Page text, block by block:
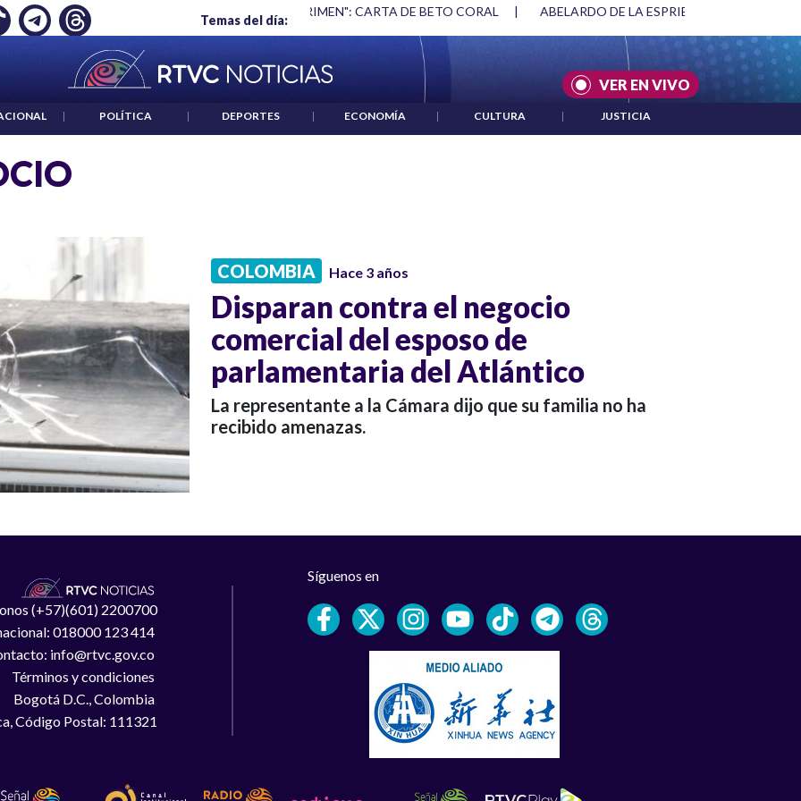
Temas del día:
EMPLEO: JP MORGAN "HABLAR NO ES UN CRIMEN": CARTA DE BETO CORAL | ABELARDO DE LA ESPRIELLA Y DMG
VER EN VIVO
| POLÍTICA | DEPORTES | ECONOMÍA | CULTURA | JUSTICIA
COLOMBIA Hace 3 años
Disparan contra el negocio
comercial del esposo de
parlamentaria del Atlántico
La representante a la Cámara dijo que su familia no ha
recibido amenazas.
(+57)(601) 2200700
018000 123 414
info@rtvc.gov.co
Términos y condiciones
Bogotá D.C., Colombia
Código Postal: 111321
Síguenos en